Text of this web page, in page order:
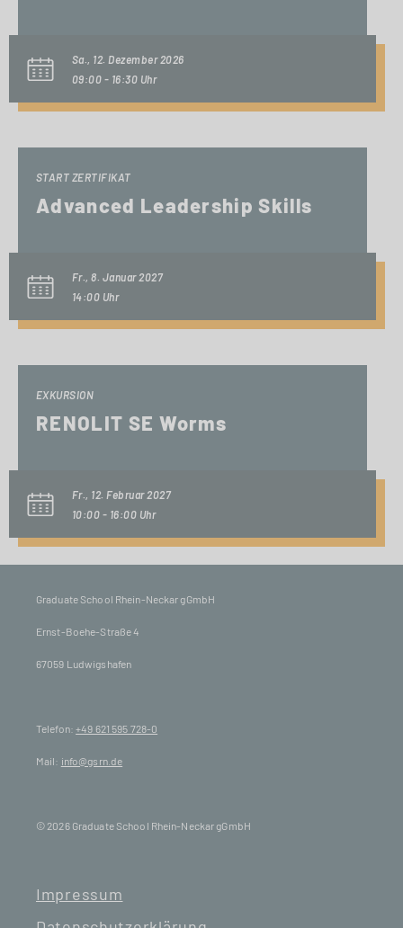
Sa., 12. Dezember 2026
09:00 - 16:30 Uhr
START ZERTIFIKAT
Advanced Leadership Skills
Fr., 8. Januar 2027
14:00 Uhr
EXKURSION
RENOLIT SE Worms
Fr., 12. Februar 2027
10:00 - 16:00 Uhr
Graduate School Rhein-Neckar gGmbH
Ernst-Boehe-Straße 4
67059 Ludwigshafen
Telefon:+49 621 595 728-0
Mail: info@gsrn.de
© 2026 Graduate School Rhein-Neckar gGmbH
Impressum